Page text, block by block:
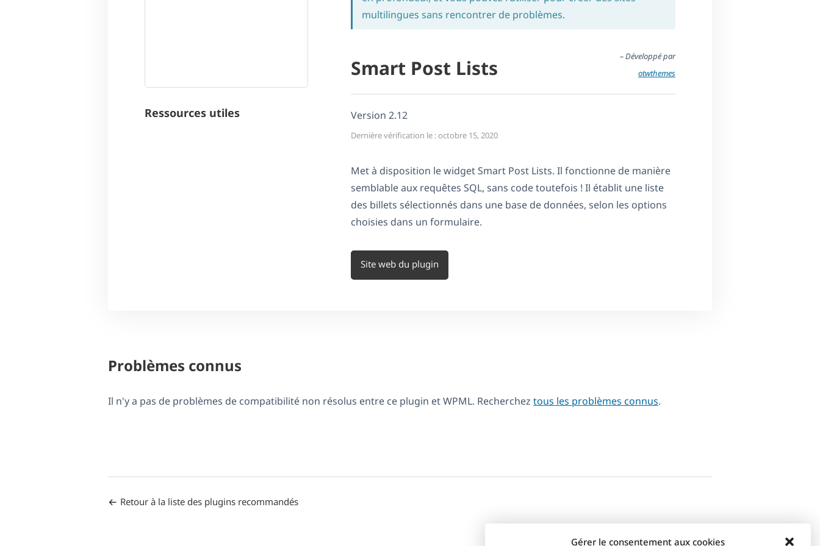
Gérer le consentement aux cookies
Ressources utiles
multilingues sans rencontrer de problèmes.
Smart Post Lists
– Développé par
otwthemes
Version 2.12
Dernière vérification le : octobre 15, 2020
Met à disposition le widget Smart Post Lists. Il fonctionne de manière
semblable aux requêtes SQL, sans code toutefois ! Il établit une liste
des billets sélectionnés dans une base de données, selon les options
choisies dans un formulaire.
Site web du plugin
Problèmes connus
Il n'y a pas de problèmes de compatibilité non résolus entre ce plugin et WPML. Recherchez tous les problèmes connus.
Retour à la liste des plugins recommandés